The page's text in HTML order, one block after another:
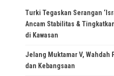
Turki Tegaskan Serangan
Ancam Stabilitas &
di Kawasan
Jelang Muktamar V, Wahdah
dan Kebangsaan